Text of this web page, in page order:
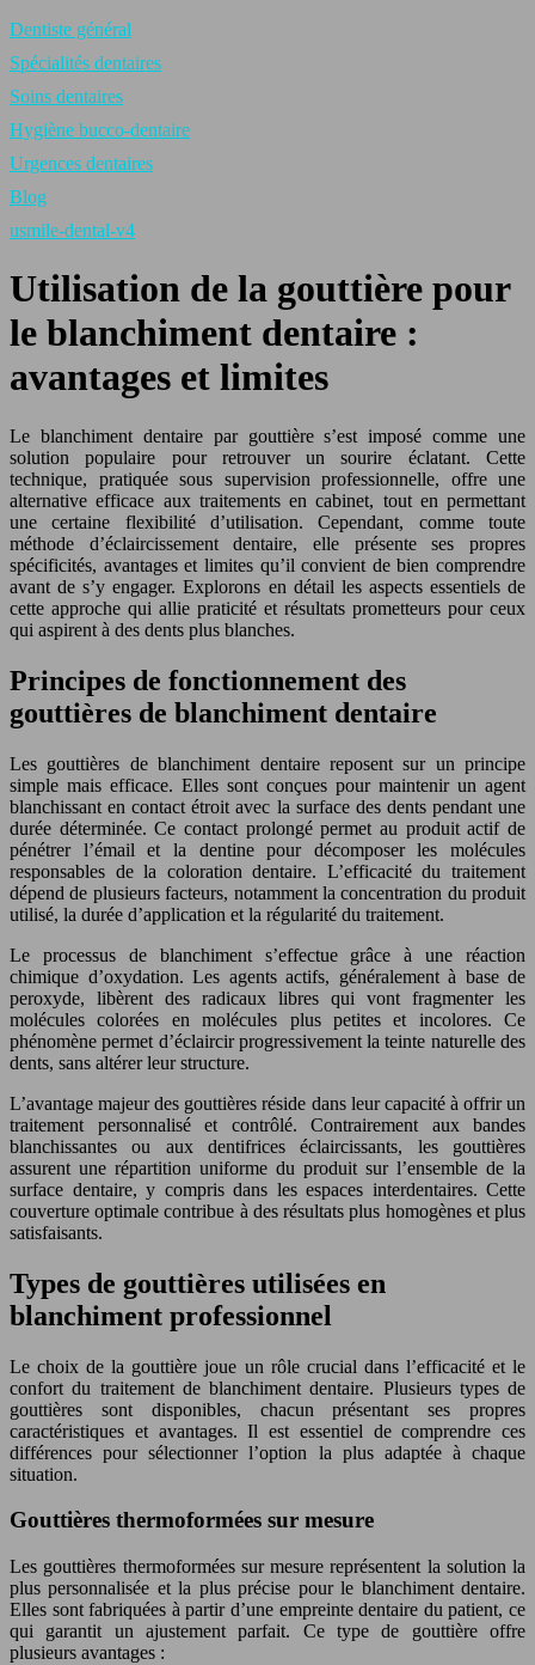
Dentiste général
Spécialités dentaires
Soins dentaires
Hygiène bucco-dentaire
Urgences dentaires
Blog
usmile-dental-v4
Utilisation de la gouttière pour
le blanchiment dentaire :
avantages et limites
Le blanchiment dentaire par gouttière s’est imposé comme une
solution populaire pour retrouver un sourire éclatant. Cette
technique, pratiquée sous supervision professionnelle, offre une
alternative efficace aux traitements en cabinet, tout en permettant
une certaine flexibilité d’utilisation. Cependant, comme toute
méthode d’éclaircissement dentaire, elle présente ses propres
spécificités, avantages et limites qu’il convient de bien comprendre
avant de s’y engager. Explorons en détail les aspects essentiels de
cette approche qui allie praticité et résultats prometteurs pour ceux
qui aspirent à des dents plus blanches.
Principes de fonctionnement des
gouttières de blanchiment dentaire
Les gouttières de blanchiment dentaire reposent sur un principe
simple mais efficace. Elles sont conçues pour maintenir un agent
blanchissant en contact étroit avec la surface des dents pendant une
durée déterminée. Ce contact prolongé permet au produit actif de
pénétrer l’émail et la dentine pour décomposer les molécules
responsables de la coloration dentaire. L’efficacité du traitement
dépend de plusieurs facteurs, notamment la concentration du produit
utilisé, la durée d’application et la régularité du traitement.
Le processus de blanchiment s’effectue grâce à une réaction
chimique d’oxydation. Les agents actifs, généralement à base de
peroxyde, libèrent des radicaux libres qui vont fragmenter les
molécules colorées en molécules plus petites et incolores. Ce
phénomène permet d’éclaircir progressivement la teinte naturelle des
dents, sans altérer leur structure.
L’avantage majeur des gouttières réside dans leur capacité à offrir un
traitement personnalisé et contrôlé. Contrairement aux bandes
blanchissantes ou aux dentifrices éclaircissants, les gouttières
assurent une répartition uniforme du produit sur l’ensemble de la
surface dentaire, y compris dans les espaces interdentaires. Cette
couverture optimale contribue à des résultats plus homogènes et plus
satisfaisants.
Types de gouttières utilisées en
blanchiment professionnel
Le choix de la gouttière joue un rôle crucial dans l’efficacité et le
confort du traitement de blanchiment dentaire. Plusieurs types de
gouttières sont disponibles, chacun présentant ses propres
caractéristiques et avantages. Il est essentiel de comprendre ces
différences pour sélectionner l’option la plus adaptée à chaque
situation.
Gouttières thermoformées sur mesure
Les gouttières thermoformées sur mesure représentent la solution la
plus personnalisée et la plus précise pour le blanchiment dentaire.
Elles sont fabriquées à partir d’une empreinte dentaire du patient, ce
qui garantit un ajustement parfait. Ce type de gouttière offre
plusieurs avantages :